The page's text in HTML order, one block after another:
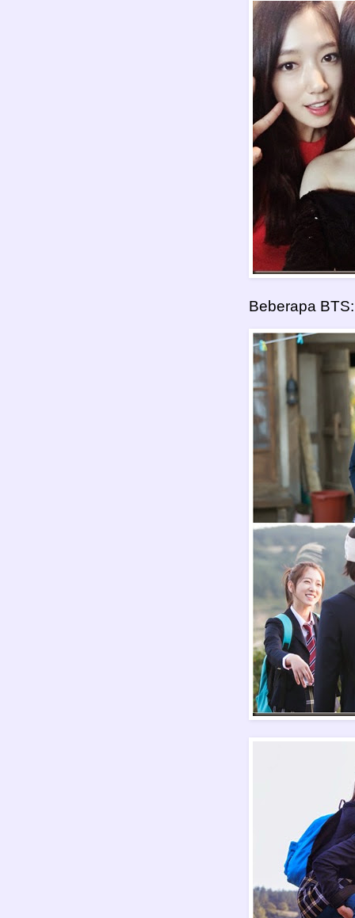
Beberapa BTS: